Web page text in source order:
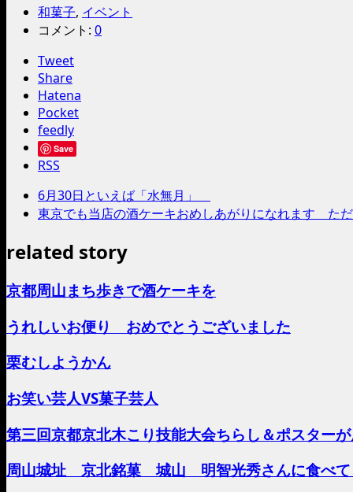
和菓子, イベント
コメント: 0
Tweet
Share
Hatena
Pocket
feedly
Save
RSS
6月30日といえば「水無月」
東京でも当店の酒ケーキおめしあがりになれます た
related story
京都周山まち歩きで酒ケーキを
うれしいお便り おめでとうございました
栗むしようかん
お笑い芸人VS菓子芸人
第三回京都京北木こり技能大会ちらし＆ポスター
周山城址 京北銘菓 城山 明智光秀さんに食べて